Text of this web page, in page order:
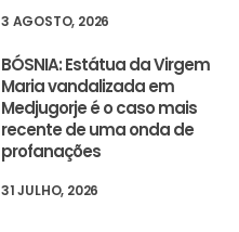
3 AGOSTO, 2026
BÓSNIA: Estátua da Virgem
Maria vandalizada em
Medjugorje é o caso mais
recente de uma onda de
profanações
31 JULHO, 2026